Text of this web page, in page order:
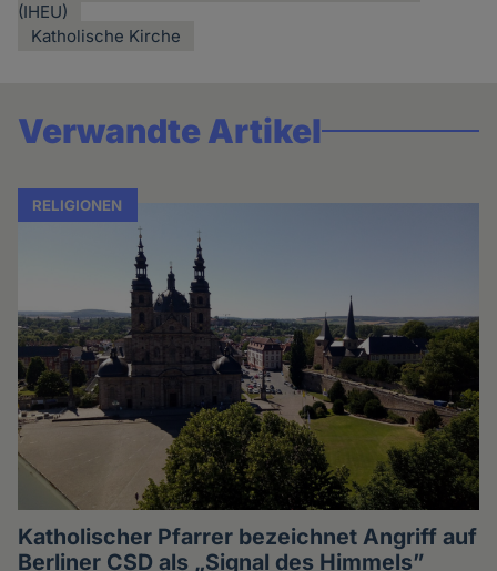
(IHEU)
Katholische Kirche
Verwandte Artikel
RELIGIONEN
Katholischer Pfarrer bezeichnet Angriff auf
Berliner CSD als „Signal des Himmels”